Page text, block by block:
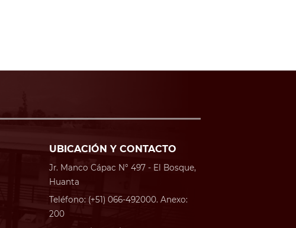
UBICACIÓN Y CONTACTO
Jr. Manco Cápac N° 497 - El Bosque,
Huanta
Teléfono: (+51) 066-492000. Anexo:
200